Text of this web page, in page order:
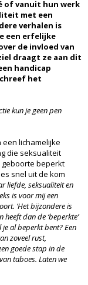
of vanuit hun werk
met een
verhalen is
een erfelijke
de invloed van
draagt ze aan dit
handicap
het
kun je geen pen
lichamelijke
die seksualiteit
beperkt
snel uit de kom
liefde, seksualiteit en
is voor mij een
‘Het bijzondere is
dan de ‘beperkte’
je al beperkt bent? Een
zoveel rust,
goede stap in de
taboes. Laten we